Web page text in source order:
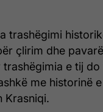
trashëgimi
çlirim dhe
trashëgimia e tij
me historinë
Krasniqi.